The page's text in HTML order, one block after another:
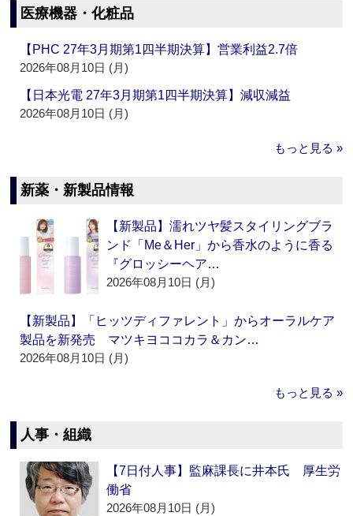
医療機器・化粧品
【PHC 27年3月期第1四半期決算】営業利益2.7倍
2026年08月10日 (月)
【日本光電 27年3月期第1四半期決算】減収減益
2026年08月10日 (月)
もっと見る »
新薬・新製品情報
【新製品】濡れツヤ髪スタイリングブラ
ンド「Me＆Her」から香水のように香る
『グロッシーヘア…
2026年08月10日 (月)
【新製品】「ヒッツディファレント」からオーラルケア
製品を新発売 マツキヨココカラ＆カン…
2026年08月10日 (月)
もっと見る »
人事・組織
【7日付人事】監麻課長に井本氏 厚生労
働省
2026年08月10日 (月)